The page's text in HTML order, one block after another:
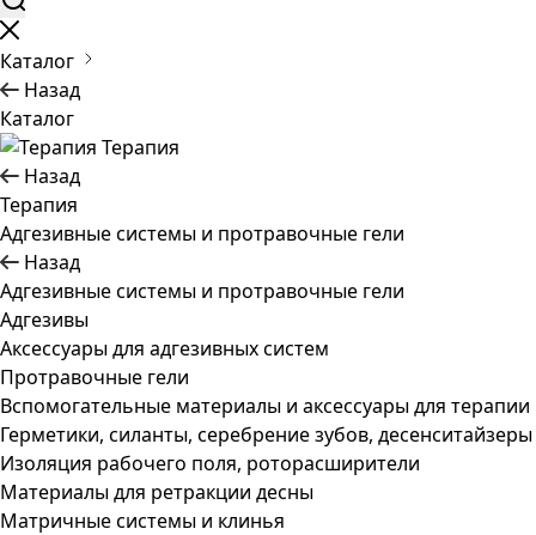
Каталог
Назад
Каталог
Терапия
Назад
Терапия
Адгезивные системы и протравочные гели
Назад
Адгезивные системы и протравочные гели
Адгезивы
Аксессуары для адгезивных систем
Протравочные гели
Вспомогательные материалы и аксессуары для терапии
Герметики, силанты, серебрение зубов, десенситайзеры
Изоляция рабочего поля, роторасширители
Материалы для ретракции десны
Матричные системы и клинья